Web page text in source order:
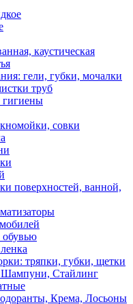
каустическая
гели, губки, мочалки
труб
гигиены
совки
поверхностей, ванной,
обувью
тряпки, губки, щетки
Шампуни, Стайлинг
Крема, Лосьоны